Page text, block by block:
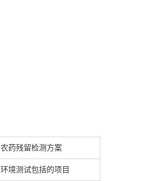
农药残留检测方案
环境测试包括的项目